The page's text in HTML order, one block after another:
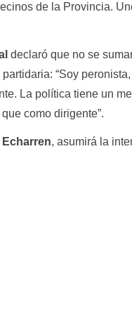
de la Provincia.
declaró que no se
“Soy
La política tiene un
como dirigente”.
, asumirá la